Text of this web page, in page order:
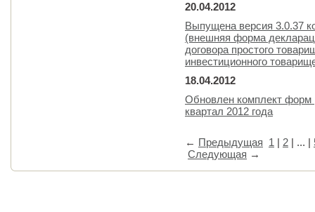
20.04.2012
Выпущена версия 3.0.37
(внешняя форма
договора простого
инвестиционного
18.04.2012
Обновлен комплект форм
квартал 2012 года
← Предыдущая 1 | 2 | ... |
Следующая →